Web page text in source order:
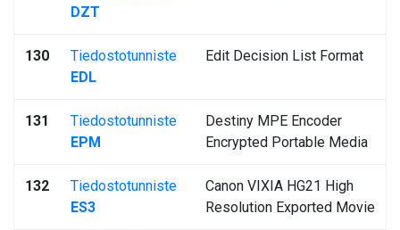
DZT
130
Tiedostotunniste
EDL
Edit Decision List Format
131
Tiedostotunniste
EPM
Destiny MPE Encoder
Encrypted Portable Media
132
Tiedostotunniste
ES3
Canon VIXIA HG21 High
Resolution Exported Movie